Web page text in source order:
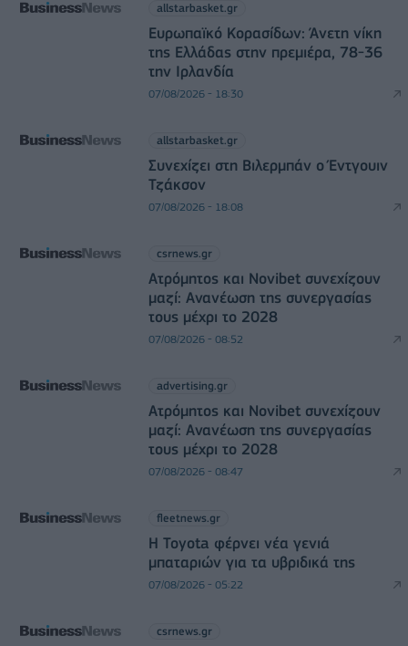
allstarbasket.gr
Ευρωπαϊκό Κορασίδων: Άνετη νίκη
της Ελλάδας στην πρεμιέρα, 78-36
την Ιρλανδία
07/08/2026 - 18:30
allstarbasket.gr
Συνεχίζει στη Βιλερμπάν ο Έντγουιν
Τζάκσον
07/08/2026 - 18:08
csrnews.gr
Ατρόμητος και Novibet συνεχίζουν
μαζί: Ανανέωση της συνεργασίας
τους μέχρι το 2028
07/08/2026 - 08:52
advertising.gr
Ατρόμητος και Novibet συνεχίζουν
μαζί: Ανανέωση της συνεργασίας
τους μέχρι το 2028
07/08/2026 - 08:47
fleetnews.gr
Η Toyota φέρνει νέα γενιά
μπαταριών για τα υβριδικά της
07/08/2026 - 05:22
csrnews.gr